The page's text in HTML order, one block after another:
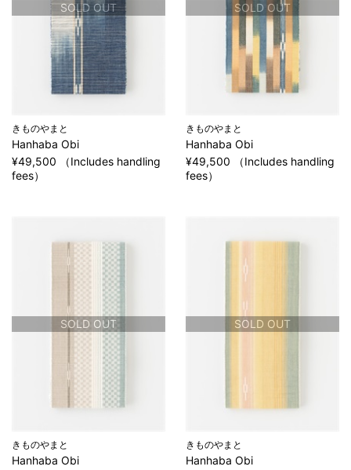
SOLD OUT
きものやまと
Hanhaba Obi
¥49,500 （Includes handling
fees）
SOLD OUT
きものやまと
Hanhaba Obi
¥49,500 （Includes handling
fees）
SOLD OUT
きものやまと
Hanhaba Obi
SOLD OUT
きものやまと
Hanhaba Obi